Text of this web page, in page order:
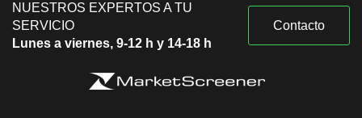
NUESTROS EXPERTOS A TU
SERVICIO
Lunes a viernes, 9-12 h y 14-18 h
Contacto